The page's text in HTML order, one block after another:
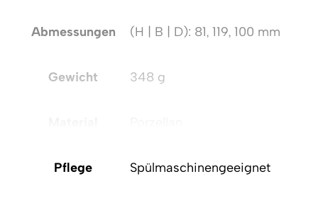
Abmessungen (H | B | D): 81, 119, 100 mm
Gewicht 348 g
Pflege Spülmaschinengeeignet